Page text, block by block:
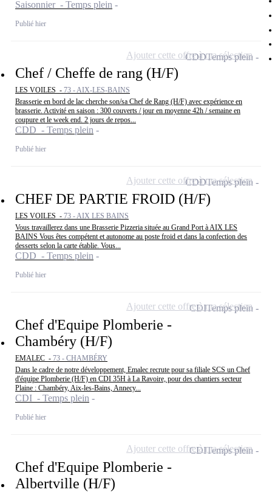
Saisonnier - Temps plein
Publié hier
Chef / Cheffe de rang (H/F)
LES VOILES - 73 - AIX-LES-BAINS
Brasserie en bord de lac cherche son/sa Chef de Rang (H/F) avec expérience en
brasserie. Activité en saison : 300 couverts / jour en moyenne 42h / semaine en
coupure et le week end. 2 jours de repos...
CDD - Temps plein
Publié hier
CDDTemps plein
Ajouter cette offre à ma sélection
CHEF DE PARTIE FROID (H/F)
LES VOILES - 73 - AIX LES BAINS
Vous travaillerez dans une Brasserie Pizzeria située au Grand Port à AIX LES
BAINS Vous êtes compétent et autonome au poste froid et dans la confection des
desserts selon la carte établie. Vous...
CDD - Temps plein
Publié hier
CDDTemps plein
Ajouter cette offre à ma sélection
Chef d'Equipe Plomberie -
Chambéry (H/F)
EMALEC - 73 - CHAMBÉRY
Dans le cadre de notre développement, Emalec recrute pour sa filiale SCS un Chef
d'équipe Plomberie (H/F) en CDI 35H à La Ravoire, pour des chantiers secteur
Plaine : Chambéry, Aix-les-Bains, Annecy...
CDI - Temps plein
Publié hier
CDITemps plein
Ajouter cette offre à ma sélection
Chef d'Equipe Plomberie -
Albertville (H/F)
CDITemps plein
Ajouter cette offre à ma sélection